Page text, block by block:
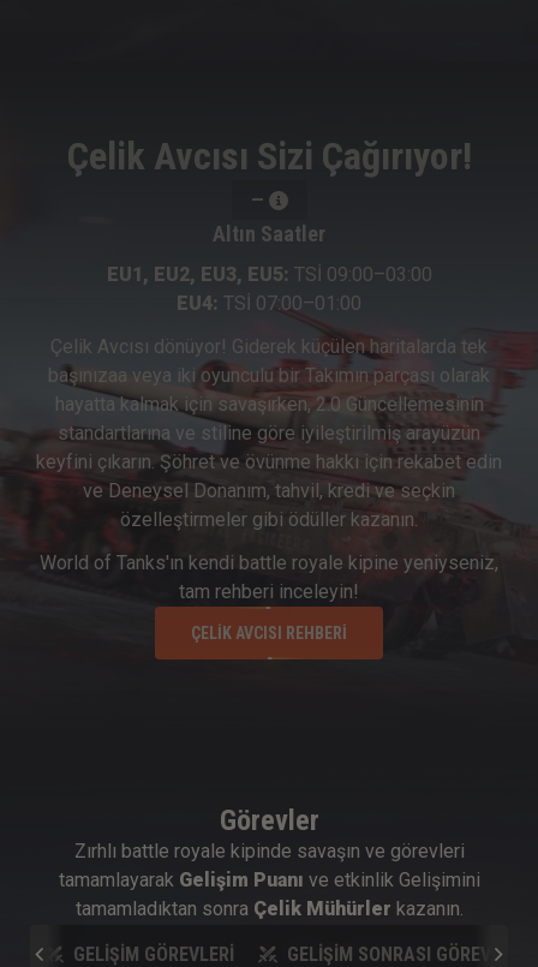
Çelik Avcısı Sizi Çağırıyor!
—
Altın Saatler
EU1, EU2, EU3, EU5: TSİ 09:00–03:00
EU4: TSİ 07:00–01:00
Çelik Avcısı dönüyor! Giderek küçülen haritalarda tek
başınızaa veya iki oyunculu bir Takımın parçası olarak
hayatta kalmak için savaşırken, 2.0 Güncellemesinin
standartlarına ve stiline göre iyileştirilmiş arayüzün
keyfini çıkarın. Şöhret ve övünme hakkı için rekabet edin
ve Deneysel Donanım, tahvil, kredi ve seçkin
özelleştirmeler gibi ödüller kazanın.
World of Tanks'ın kendi battle royale kipine yeniyseniz,
tam rehberi inceleyin!
ÇELIK AVCISI REHBERI
Görevler
Zırhlı battle royale kipinde savaşın ve görevleri
tamamlayarak Gelişim Puanı ve etkinlik Gelişimini
tamamladıktan sonra Çelik Mühürler kazanın.
GELIŞIM GÖREVLERI
GELIŞIM SONRASI GÖREVLERI